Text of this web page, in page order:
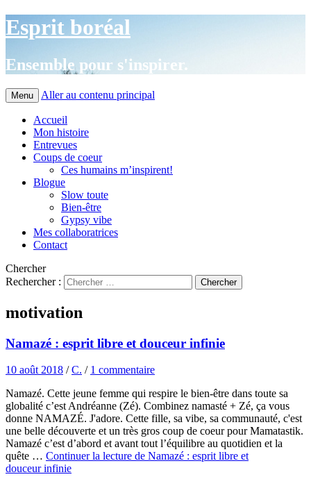
Esprit boréal
Ensemble pour s'inspirer.
Menu Aller au contenu principal
Accueil
Mon histoire
Entrevues
Coups de coeur
Ces humains m’inspirent!
Blogue
Slow toute
Bien-être
Gypsy vibe
Mes collaboratrices
Contact
Chercher
Rechercher :
motivation
Namazé : esprit libre et douceur infinie
10 août 2018 /C. / 1 commentaire
Namazé. Cette jeune femme qui respire le bien-être dans toute sa
globalité c’est Andréanne (Zé). Combinez namasté + Zé, ça vous
donne NAMAZÉ. J'adore. Cette fille, sa vibe, sa communauté, c'est
une belle découverte et un très gros coup de coeur pour Mamatastik.
Namazé c’est d’abord et avant tout l’équilibre au quotidien et la
quête … Continuer la lecture de Namazé : esprit libre et
douceur infinie